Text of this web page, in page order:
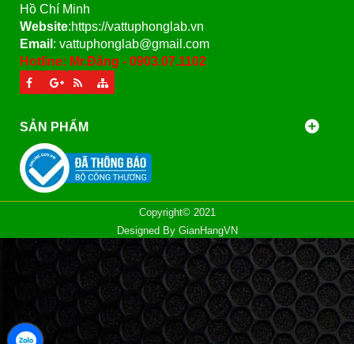
Hồ Chí Minh
Website:https://vattuphonglab.vn
Email : vattuphonglab@gmail.com
Hotline: Mr.Đăng - 0903.07.1102
SẢN PHẨM
Copyright© 2021
Designed By GianHangVN